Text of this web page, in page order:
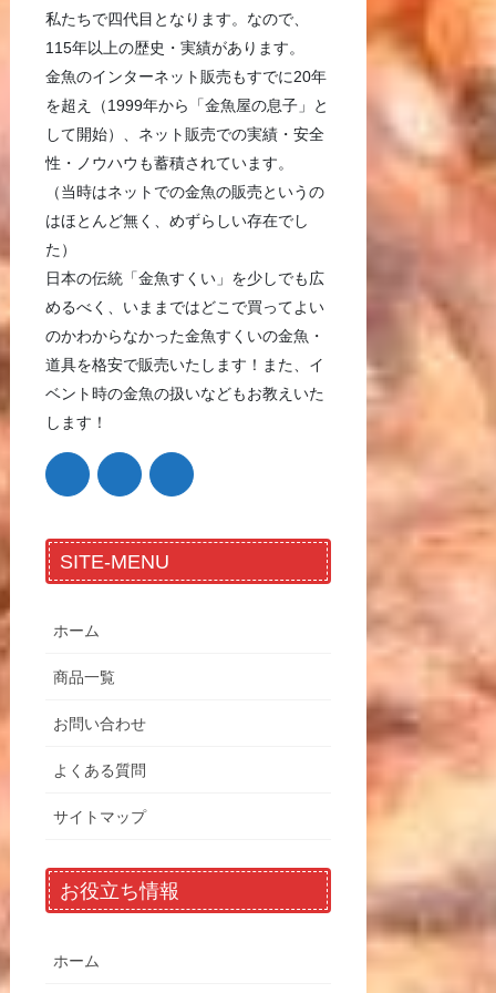
私たちで四代目となります。なので、
115年以上の歴史・実績があります。
金魚のインターネット販売もすでに20年
を超え（1999年から「金魚屋の息子」と
して開始）、ネット販売での実績・安全
性・ノウハウも蓄積されています。
（当時はネットでの金魚の販売というの
はほとんど無く、めずらしい存在でし
た）
日本の伝統「金魚すくい」を少しでも広
めるべく、いままではどこで買ってよい
のかわからなかった金魚すくいの金魚・
道具を格安で販売いたします！また、イ
ベント時の金魚の扱いなどもお教えいた
します！
SITE-MENU
ホーム
商品一覧
お問い合わせ
よくある質問
サイトマップ
お役立ち情報
ホーム